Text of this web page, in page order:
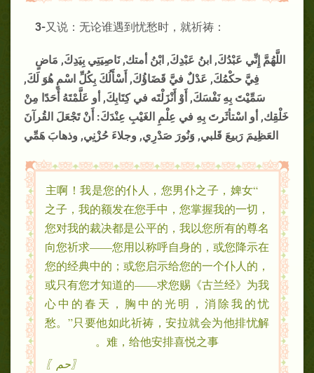
3-又说：无论谁遇到忧愁时，就祈祷：
اللَّهُمَّ إِنِّي عَبْدُكَ, ابنُ عَبْدِكَ, ابْنُ أمتك, نَاصِيَتِي بِيَدِكَ, مَاضٍ
فِيَّ حكْمُكَ, عَدْلٌ فيَّ قَضَاؤُكَ, أَسْأَلُكَ بِكُلِّ اسْمٍ هُوَ لَكَ,
سَمِّيْتَ بِهِ نَفْسَكَ, أَوْ أَنْزَلْتَه في كِتَابِكَ, أو عَلَّمْتَهُ أَحَدًا مِنْ
خَلْقِك, أو اسْتأثَرتَ بِهِ في عِلْمِ الغَيْبِ عِنْدَكَ: أَنْ تَجْعَلَ القُرآنَ
العَظِيمَ رَبيعَ قَلبي, وَنُورَ صَدْرِي, وجلاءَ حُزْنِي, وذهابَ هَمِّي
“主啊！我是您的仆人，您男仆之子，婢女
之子，我的额发在您手中，您掌握我的一切，
您对我的裁决都是公平的，我以您所有的尊名
向您祈求——您用以称呼自身的，或您降示在
您的经典中的；或您启示给您的一个仆人的，
或只有您才知道的——求您赐《古兰经》为我
心中的春天，胸中的光明，消除我的忧
愁。”只要他如此祈祷，安拉就会为他排忧解
难，给他安排喜悦之事。
〖حم〗